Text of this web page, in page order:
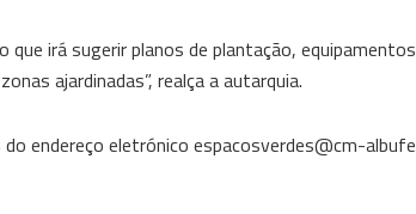
irá sugerir planos de plantação,
ajardinadas”, realça a autarquia.
endereço eletrónico espacosverdes@cm-